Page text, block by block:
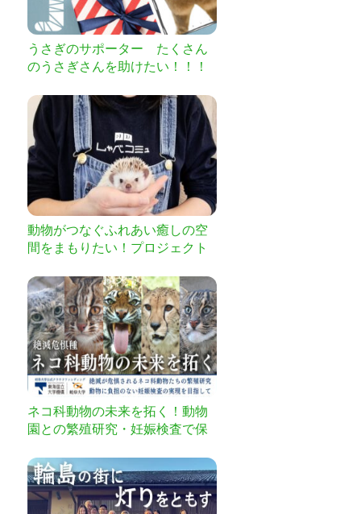
うさぎのサポーター たくさん
のうさぎさんを助けたい！！！
動物がつなぐふれあい癒しの空
間をまもりたい！プロジェクト
ネコ科動物の未来を拓く！動物
園との繁殖研究・妊娠検査で保